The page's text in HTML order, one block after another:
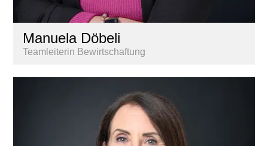
Manuela Döbeli
Teamleiterin Bewirtschaftung